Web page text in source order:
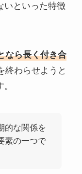
いといった特徴
なら長く付き合
終わらせようと
的な関係を
素の一つで